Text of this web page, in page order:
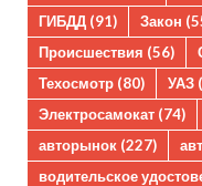
ГИБДД (91) Закон
Происшествия (56)
Техосмотр (80) УАЗ
Электросамокат (74)
авторынок (227)
водительское